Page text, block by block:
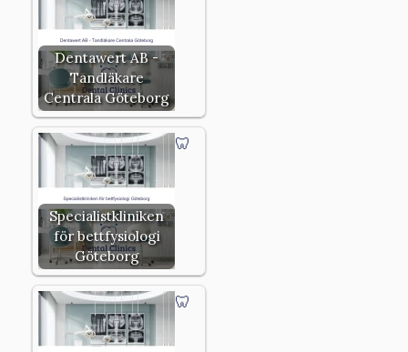
Dentawert AB -
Tandläkare
Centrala Göteborg
Specialistkliniken
för bettfysiologi
Göteborg